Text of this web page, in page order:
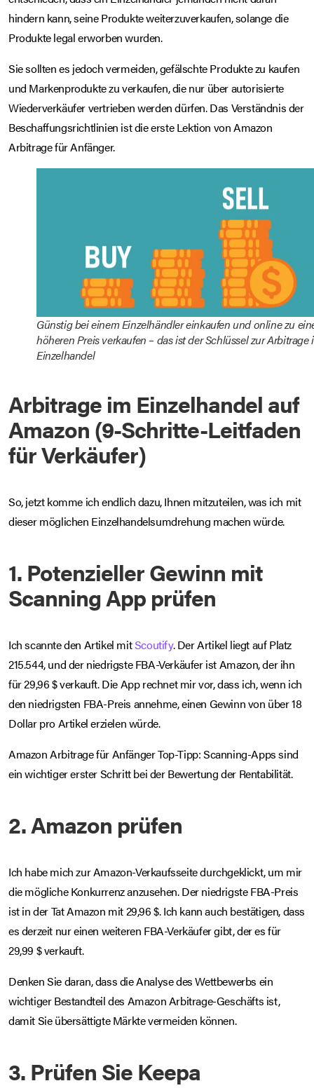
hindern kann, seine Produkte weiterzuverkaufen, solange die
Produkte legal erworben wurden.
Sie sollten es jedoch vermeiden, gefälschte Produkte zu kaufen
und Markenprodukte zu verkaufen, die nur über autorisierte
Wiederverkäufer vertrieben werden dürfen. Das Verständnis der
Beschaffungsrichtlinien ist die erste Lektion von Amazon
Arbitrage für Anfänger.
Günstig bei einem Einzelhändler einkaufen und online zu
höheren Preis verkaufen – das ist der Schlüssel zur Arbitrage
Einzelhandel
Arbitrage im Einzelhandel auf
Amazon (9-Schritte-Leitfaden
für Verkäufer)
So, jetzt komme ich endlich dazu, Ihnen mitzuteilen, was ich mit
dieser möglichen Einzelhandelsumdrehung machen würde.
1. Potenzieller Gewinn mit
Scanning App prüfen
Ich scannte den Artikel mitScoutify. Der Artikel liegt auf Platz
215.544, und der niedrigste FBA-Verkäufer ist Amazon, der ihn
für 29,96 $ verkauft. Die App rechnet mir vor, dass ich, wenn ich
den niedrigsten FBA-Preis annehme, einen Gewinn von über 18
Dollar pro Artikel erzielen würde.
Amazon Arbitrage für Anfänger Top-Tipp: Scanning-Apps sind
ein wichtiger erster Schritt bei der Bewertung der Rentabilität.
2. Amazon prüfen
Ich habe mich zur Amazon-Verkaufsseite durchgeklickt, um mir
die mögliche Konkurrenz anzusehen. Der niedrigste FBA-Preis
ist in der Tat Amazon mit 29,96 $. Ich kann auch bestätigen, dass
es derzeit nur einen weiteren FBA-Verkäufer gibt, der es für
29,99 $ verkauft.
Denken Sie daran, dass die Analyse des Wettbewerbs ein
wichtiger Bestandteil des Amazon Arbitrage-Geschäfts ist,
damit Sie übersättigte Märkte vermeiden können.
3. Prüfen Sie Keepa